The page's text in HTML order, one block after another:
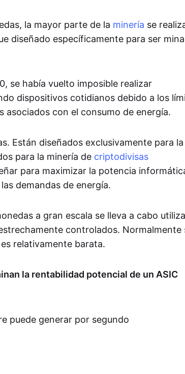
la mayor parte de la minería se
diseñado específicamente para ser
se había vuelto imposible realizar
dispositivos cotidianos debido a los
con el consumo de energía.
Están diseñados exclusivamente para la
para la minería de criptodivisas
para maximizar la potencia
demandas de energía.
a gran escala se lleva a cabo
controlados. Normalmente
relativamente barata.
la rentabilidad potencial de un ASIC
puede generar por segundo